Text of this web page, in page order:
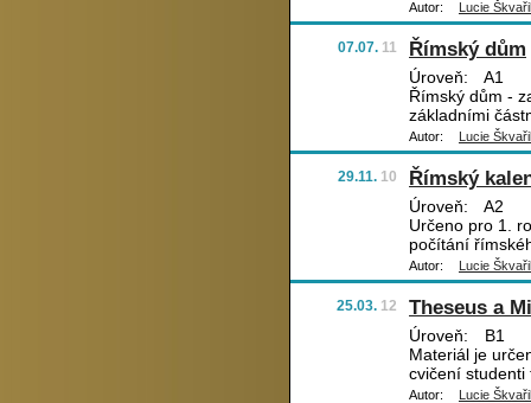
Autor: Lucie
07.07. 11 Římský dům
Úroveň:
A1
Římský dům -
základními
Autor: Lucie
29.11. 10 Římský
Úroveň:
A2
Určeno pro 1.
počítání
Autor: Lucie
25.03. 12 Theseus a
Úroveň:
B1
Materiál je
cvičení studenti
Autor: Lucie